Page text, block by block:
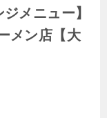
メニュー】
メン店【大